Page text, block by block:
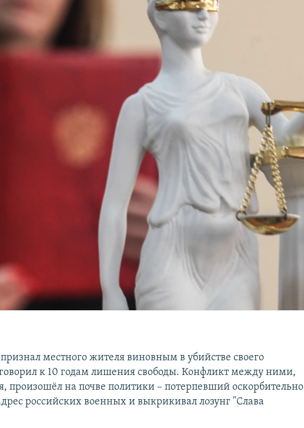
местного жителя виновным в убийстве своего
к 10 годам лишения свободы. Конфликт между ними,
произошёл на почве политики – потерпевший оскорбительно
российских военных и выкрикивал лозунг "Слава